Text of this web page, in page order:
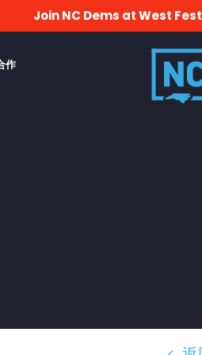
Join NC Dems at West
作